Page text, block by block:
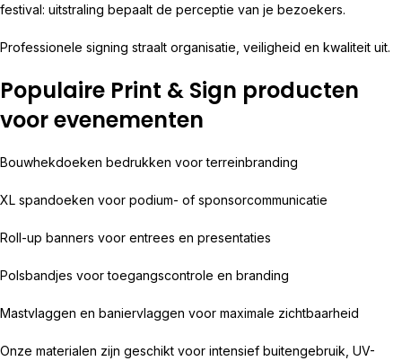
festival: uitstraling bepaalt de perceptie van je bezoekers.
Professionele signing straalt organisatie, veiligheid en kwaliteit uit.
Populaire Print & Sign producten
voor evenementen
Bouwhekdoeken bedrukken voor terreinbranding
XL spandoeken voor podium- of sponsorcommunicatie
Roll-up banners voor entrees en presentaties
Polsbandjes voor toegangscontrole en branding
Mastvlaggen en baniervlaggen voor maximale zichtbaarheid
Onze materialen zijn geschikt voor intensief buitengebruik, UV-